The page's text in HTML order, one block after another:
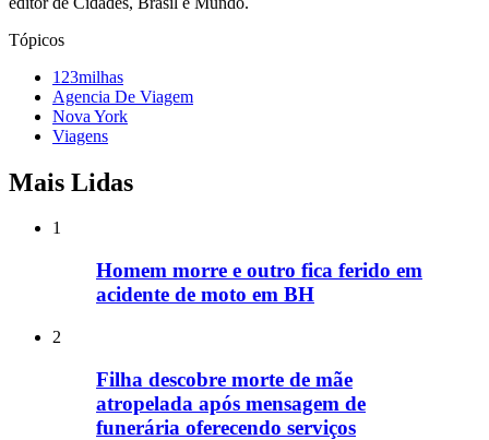
Tópicos
123milhas
Agencia De Viagem
Nova York
Viagens
Mais Lidas
1
Homem morre e outro fica ferido em
acidente de moto em BH
2
Filha descobre morte de mãe
atropelada após mensagem de
funerária oferecendo serviços